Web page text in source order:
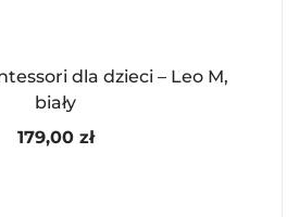
dla dzieci – Leo M,
biały
179,00 zł